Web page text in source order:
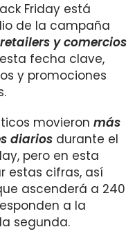
Friday está
de la campaña
y comercios
fecha clave,
y promociones
movieron más
diarios durante el
pero en esta
estas cifras, así
ascenderá a 240
a la
segunda.